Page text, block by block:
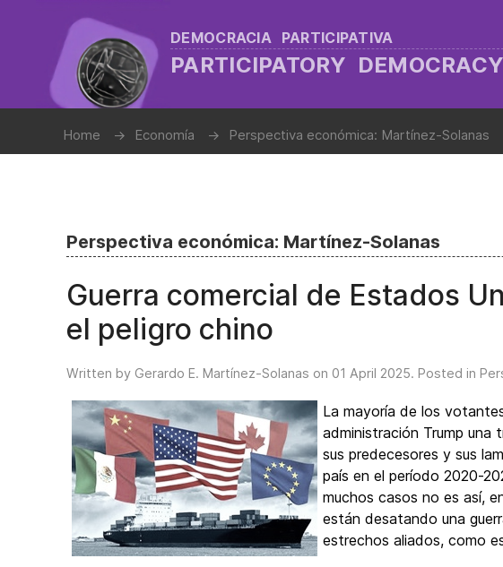
DEMOCRACIA PARTICIPATIVA
PARTICIPATORY DEMOCRACY
Home Economía Perspectiva económica: Martínez-Solanas
Perspectiva económica: Martínez-Solanas
Guerra comercial de Estados
el peligro chino
Written by Gerardo E. Martínez-Solanas on 01 April 2025. Posted in
La mayoría de los
administración Trump una
sus predecesores y sus
país en el período 2020-
muchos casos no es así,
están desatando una
estrechos aliados, como